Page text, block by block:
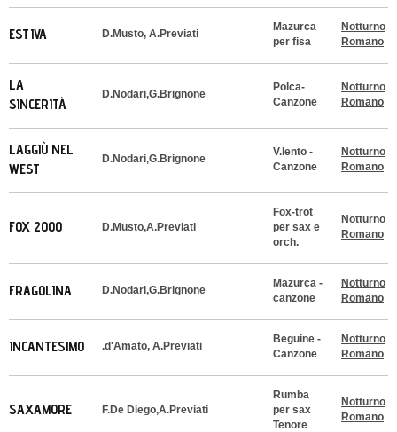
ESTIVA D.Musto, A.Previati
Mazurca
per fisa
Notturno
Romano
LA
SINCERITÀ
D.Nodari,G.Brignone
Polca-
Canzone
Notturno
Romano
LAGGIÙ NEL
WEST
D.Nodari,G.Brignone
V.lento -
Canzone
Notturno
Romano
FOX 2000 D.Musto,A.Previati
Fox-trot
per sax e
orch.
Notturno
Romano
FRAGOLINA D.Nodari,G.Brignone
Mazurca -
canzone
Notturno
Romano
INCANTESIMO .d'Amato, A.Previati
Beguine -
Canzone
Notturno
Romano
SAXAMORE F.De Diego,A.Previati
Rumba
per sax
Tenore
Notturno
Romano